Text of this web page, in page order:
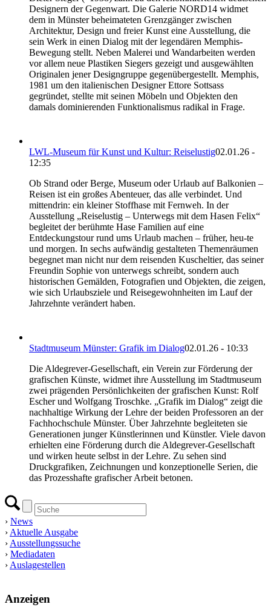
Designern der Gegenwart. Die Galerie NORD14 widmet
dem in Münster beheimateten Grenzgänger zwischen
Architektur, Design und freier Kunst eine Ausstellung, die
sein Werk in einen Dialog mit der legendären Memphis-
Bewegung stellt. Neben Malerei und Wandarbeiten werden
vor allem neue Plastiken Siegers gezeigt und ausgewählten
Originalen jener Designgruppe gegenübergestellt. Memphis,
1981 um den italienischen Designer Ettore Sottsass
gegründet, stellte mit seinen Möbeln und Objekten den
damals dominierenden Funktionalismus radikal in Frage.
LWL-Museum für Kunst und Kultur: Reiselustig02.01.26 -
12:35
Ob Strand oder Berge, Museum oder Urlaub auf Balkonien –
Reisen ist ein großes Abenteuer, das alle verbindet. Und
mittendrin: ein kleiner Stoffhase mit Fernweh. In der
Ausstellung „Reiselustig – Unterwegs mit dem Hasen Felix“
begleitet der berühmte Hase Familien auf eine
Entdeckungstour rund ums Urlaub machen – früher, heu-te
und morgen. In sechs aufwändig gestalteten Themenräumen
begegnet man nicht nur dem reisenden Kuscheltier, das seiner
Freundin Sophie von unterwegs schreibt, sondern auch
historischen Gemälden, Fotografien und Objekten, die zeigen,
wie sich Urlaubsziele und Reisegewohnheiten im Lauf der
Jahrzehnte verändert haben.
Stadtmuseum Münster: Grafik im Dialog02.01.26 - 10:33
Die Aldegrever-Gesellschaft, ein Verein zur Förderung der
grafischen Künste, widmet ihre Ausstellung im Stadtmuseum
zwei prägenden Persönlichkeiten der grafischen Kunst: Rolf
Escher und Wolfgang Troschke. „Grafik im Dialog“ zeigt die
nachhaltige Wirkung der Lehre der beiden Professoren an der
Fachhochschule Münster. Über Jahrzehnte begleiteten sie
Generationen junger Künstlerinnen und Künstler. Viele davon
erhielten eine Förderung durch die Aldegrever-Gesellschaft
und wirken heute selbst in der Lehre. Zu sehen sind
Druckgrafiken, Zeichnungen und konzeptionelle Serien, die
das Prozesshafte grafischer Arbeit betonen.
› News
› Aktuelle Ausgabe
› Ausstellungssuche
› Mediadaten
› Auslagestellen
Anzeigen